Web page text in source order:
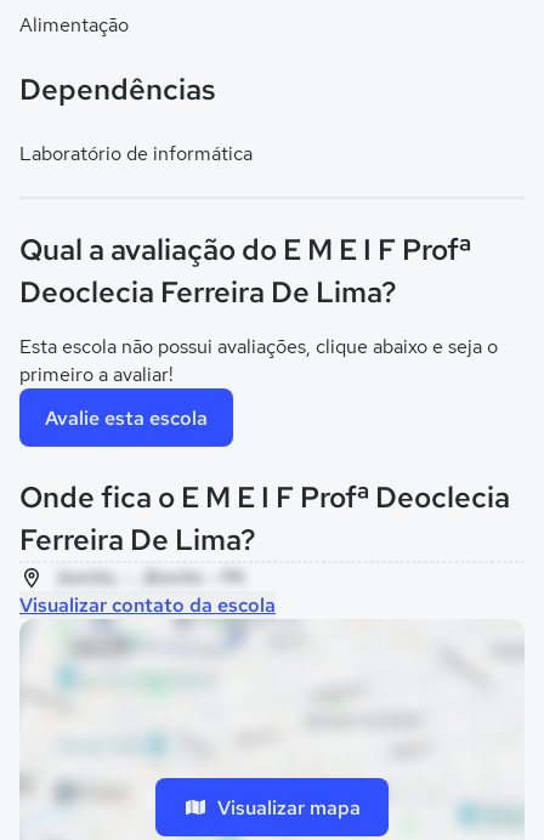
Alimentação
Dependências
Laboratório de informática
Qual a avaliação do E M E I F Profª
Deoclecia Ferreira De Lima?
Esta escola não possui avaliações, clique abaixo e seja o
primeiro a avaliar!
Avalie esta escola
Onde fica o E M E I F Profª Deoclecia
Ferreira De Lima?
bonito, - , Bonito - PA
Visualizar contato da escola
Visualizar mapa